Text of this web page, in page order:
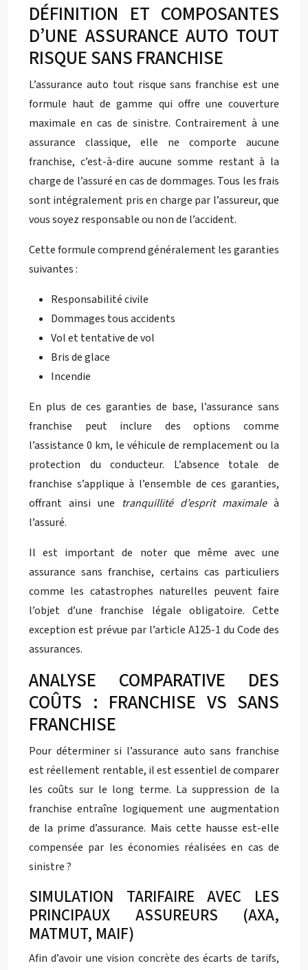
DÉFINITION ET COMPOSANTES
D’UNE ASSURANCE AUTO TOUT
RISQUE SANS FRANCHISE
L’assurance auto tout risque sans franchise est une
formule haut de gamme qui offre une couverture
maximale en cas de sinistre. Contrairement à une
assurance classique, elle ne comporte aucune
franchise, c’est-à-dire aucune somme restant à la
charge de l’assuré en cas de dommages. Tous les frais
sont intégralement pris en charge par l’assureur, que
vous soyez responsable ou non de l’accident.
Cette formule comprend généralement les garanties
suivantes :
Responsabilité civile
Dommages tous accidents
Vol et tentative de vol
Bris de glace
Incendie
En plus de ces garanties de base, l’assurance sans
franchise peut inclure des options comme
l’assistance 0 km, le véhicule de remplacement ou la
protection du conducteur. L’absence totale de
franchise s’applique à l’ensemble de ces garanties,
offrant ainsi une tranquillité d’esprit maximale à
l’assuré.
Il est important de noter que même avec une
assurance sans franchise, certains cas particuliers
comme les catastrophes naturelles peuvent faire
l’objet d’une franchise légale obligatoire. Cette
exception est prévue par l’article A125-1 du Code des
assurances.
ANALYSE COMPARATIVE DES
COÛTS : FRANCHISE VS SANS
FRANCHISE
Pour déterminer si l’assurance auto sans franchise
est réellement rentable, il est essentiel de comparer
les coûts sur le long terme. La suppression de la
franchise entraîne logiquement une augmentation
de la prime d’assurance. Mais cette hausse est-elle
compensée par les économies réalisées en cas de
sinistre ?
SIMULATION TARIFAIRE AVEC LES
PRINCIPAUX ASSUREURS (AXA,
MATMUT, MAIF)
Afin d’avoir une vision concrète des écarts de tarifs,